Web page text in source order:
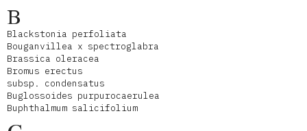
B
Blackstonia perfoliata
Bouganvillea x spectroglabra
Brassica oleracea
Bromus erectus
subsp. condensatus
Buglossoides purpurocaerulea
Buphthalmum salicifolium